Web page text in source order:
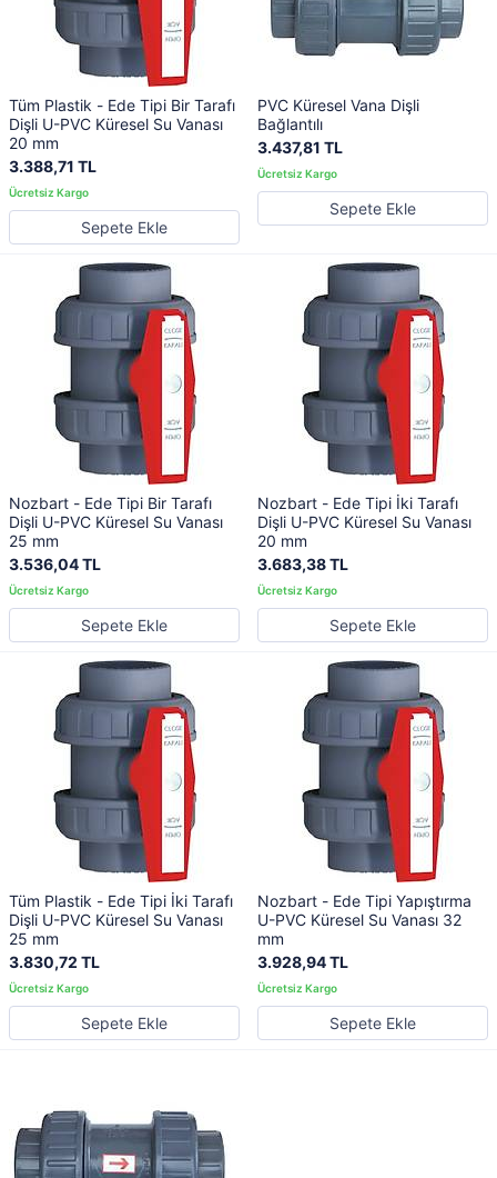
Tüm Plastik - Ede Tipi Bir Tarafı
Dişli U-PVC Küresel Su Vanası
20 mm
3.388,71 TL
Sepete Ekle
PVC Küresel Vana Dişli
Bağlantılı
3.437,81 TL
Sepete Ekle
Nozbart - Ede Tipi Bir Tarafı
Dişli U-PVC Küresel Su Vanası
25 mm
3.536,04 TL
Sepete Ekle
Nozbart - Ede Tipi İki Tarafı
Dişli U-PVC Küresel Su Vanası
20 mm
3.683,38 TL
Sepete Ekle
Tüm Plastik - Ede Tipi İki Tarafı
Dişli U-PVC Küresel Su Vanası
25 mm
3.830,72 TL
Sepete Ekle
Nozbart - Ede Tipi Yapıştırma
U-PVC Küresel Su Vanası 32
mm
3.928,94 TL
Sepete Ekle